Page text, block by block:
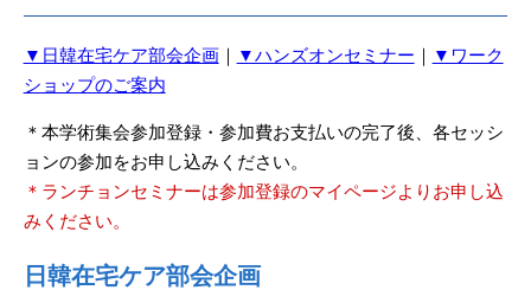
▼日韓在宅ケア部会企画｜ ▼ハンズオンセミナー ｜ ▼ワーク
ショップのご案内
＊本学術集会参加登録・参加費お支払いの完了後、各セッシ
ョンの参加をお申し込みください。
＊ランチョンセミナーは参加登録のマイページよりお申し込
みください。
日韓在宅ケア部会企画